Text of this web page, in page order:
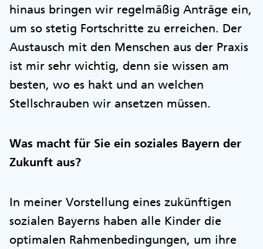
hinaus bringen wir regelmäßig Anträge ein,
um so stetig Fortschritte zu erreichen. Der
Austausch mit den Menschen aus der Praxis
ist mir sehr wichtig, denn sie wissen am
besten, wo es hakt und an welchen
Stellschrauben wir ansetzen müssen.
Was macht für Sie ein soziales Bayern der
Zukunft aus?
In meiner Vorstellung eines zukünftigen
sozialen Bayerns haben alle Kinder die
optimalen Rahmenbedingungen, um ihre